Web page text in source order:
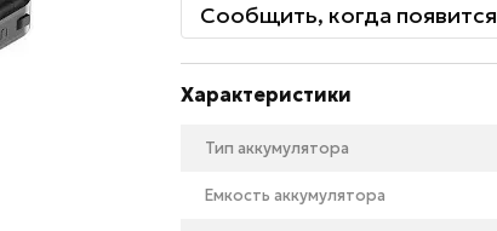
Сообщить, когда появится
Характеристики
Тип аккумулятора
Емкость аккумулятора